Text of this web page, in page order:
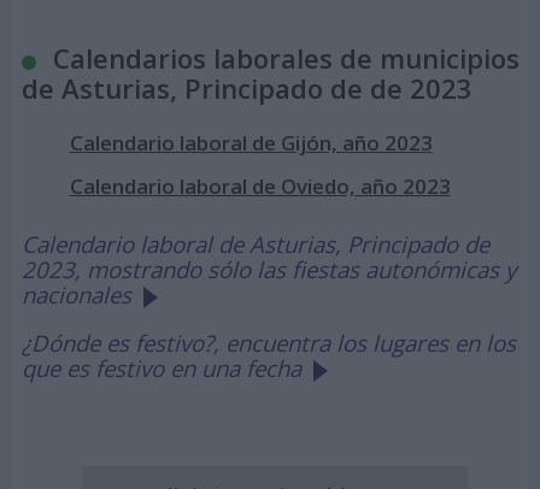
Calendarios laborales de municipios
de Asturias, Principado de de 2023
Calendario laboral de Gijón, año 2023
Calendario laboral de Oviedo, año 2023
Calendario laboral de Asturias, Principado de
2023, mostrando sólo las fiestas autonómicas y
nacionales
¿Dónde es festivo?, encuentra los lugares en los
que es festivo en una fecha